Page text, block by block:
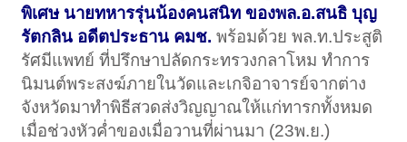
พิเศษ นายทหารรุ่นน้องคนสนิท ของพล.อ.สนธิ บุญ
รัตกลิน อดีตประธาน คมช. พร้อมด้วย พล.ท.ประสูติ
รัศมีแพทย์ ที่ปรึกษาปลัดกระทรวงกลาโหม ทำการ
นิมนต์พระสงฆ์ภายในวัดและเกจิอาจารย์จากต่าง
จังหวัดมาทำพิธีสวดส่งวิญญาณให้แก่ทารกทั้งหมด
เมื่อช่วงหัวค่ำของเมื่อวานที่ผ่านมา (23พ.ย.)